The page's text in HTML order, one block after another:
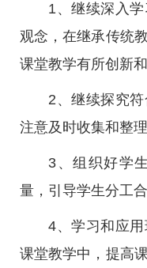
1、继续深入
观念，在继承传统
课堂教学有所创新和
2、继续探究
注意及时收集和整
3、组织好学
量，引导学生分工
4、学习和应
课堂教学中，提高